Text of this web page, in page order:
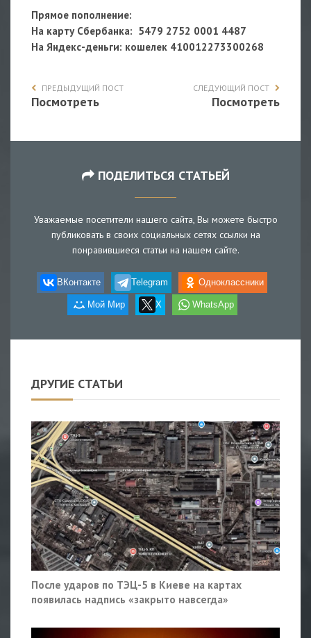
Прямое пополнение:
На карту Сбербанка: 5479 2752 0001 4487
На Яндекс-деньги: кошелек 410012273300268
ПРЕДЫДУЩИЙ ПОСТ
Посмотреть
СЛЕДУЮЩИЙ ПОСТ
Посмотреть
ПОДЕЛИТЬСЯ СТАТЬЕЙ
Уважаемые посетители нашего сайта, Вы можете быстро
публиковать в своих социальных сетях ссылки на
понравившиеся статьи на нашем сайте.
ВКонтакте Telegram Одноклассники
Мой Мир X WhatsApp
ДРУГИЕ СТАТЬИ
После ударов по ТЭЦ-5 в Киеве на картах
появилась надпись «закрыто навсегда»